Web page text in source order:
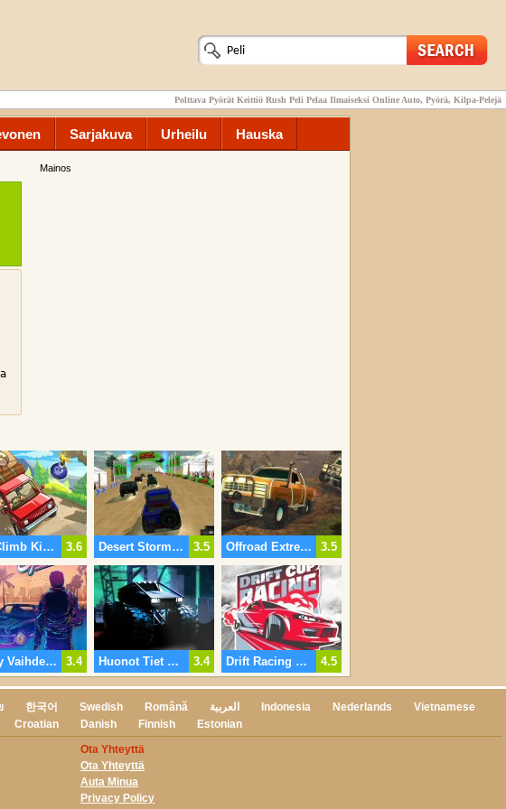
Polttava Pyörät Keittiö Rush Peli Pelaa Ilmaiseksi Online Auto, Pyörä, Kilpa-Pelejä
Sarjakuva Urheilu Hauska
Mainos
3.6
Hill Climb Kierretty Liikenne 3.5
Desert Storm Racing 3.5
Offroad Extreme Car Racing
3.4
Shifty Vaihdetta 3.4
Huonot Tiet Kuorma-Autot 4.5
Drift Racing Cup
한국어 Swedish Română العربية Indonesia Nederlands
Vietnamese
Croatian Danish Finnish Estonian
Ota Yhteyttä
Ota Yhteyttä
Auta Minua
Privacy Policy